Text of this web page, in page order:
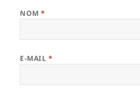
NOM*
E-MAIL *